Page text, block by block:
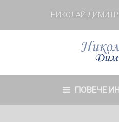
НИКОЛАЙ
ПОВЕЧЕ